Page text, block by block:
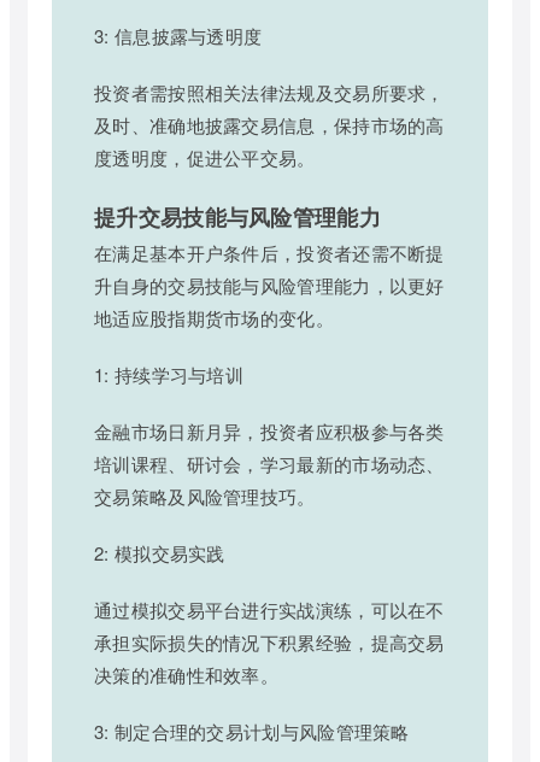
3: 信息披露与透明度
投资者需按照相关法律法规及交易所要求，
及时、准确地披露交易信息，保持市场的高
度透明度，促进公平交易。
提升交易技能与风险管理能力
在满足基本开户条件后，投资者还需不断提
升自身的交易技能与风险管理能力，以更好
地适应股指期货市场的变化。
1: 持续学习与培训
金融市场日新月异，投资者应积极参与各类
培训课程、研讨会，学习最新的市场动态、
交易策略及风险管理技巧。
2: 模拟交易实践
通过模拟交易平台进行实战演练，可以在不
承担实际损失的情况下积累经验，提高交易
决策的准确性和效率。
3: 制定合理的交易计划与风险管理策略